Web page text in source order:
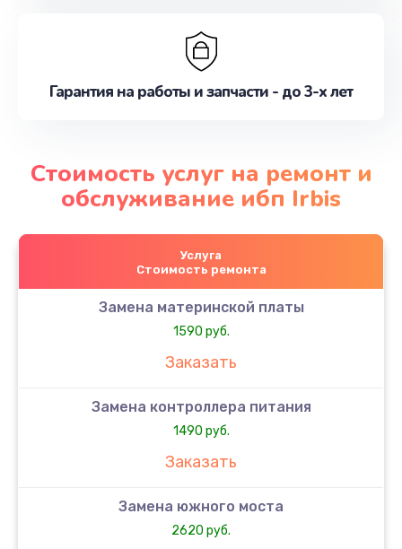
Гарантия на работы и запчасти - до 3-х лет
Стоимость услуг на ремонт и
обслуживание ибп Irbis
Услуга
Стоимость ремонта
Замена материнской платы
1590 руб.
Заказать
Замена контроллера питания
1490 руб.
Заказать
Замена южного моста
2620 руб.